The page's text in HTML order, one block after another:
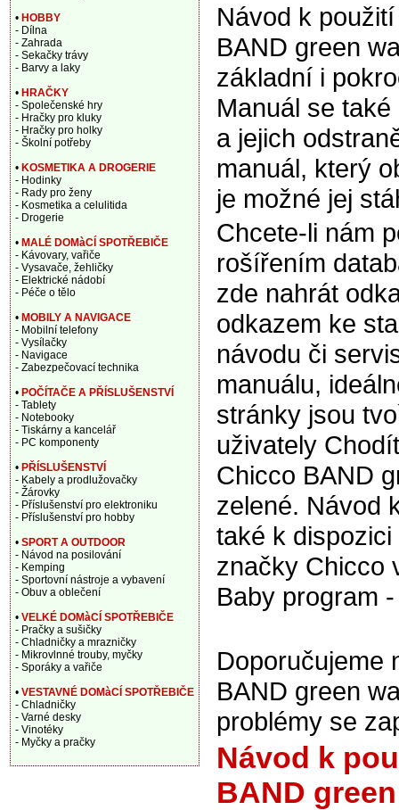
Návod k
BAND green
základní i
Manuál se
a jejich
manuál, který
je možné jej
Chcete-li nám
rošířením
zde nahrát
odkazem ke
návodu či
manuálu,
stránky jsou
uživately
Chicco BAND
zelené. Návod
také k
značky Chicco
Baby program
Doporučujeme
BAND green
problémy se
Návod k
BAND
• HOBBY
- Dílna
- Zahrada
- Sekačky trávy
- Barvy a laky
• HRAČKY
- Společenské hry
- Hračky pro kluky
- Hračky pro holky
- Školní potřeby
• KOSMETIKA A DROGERIE
- Hodinky
- Rady pro ženy
- Kosmetika a celulitida
- Drogerie
• MALÉ DOMàCÍ SPOTŘEBIČE
- Kávovary, vařiče
- Vysavače, žehličky
- Elektrické nádobí
- Péče o tělo
• MOBILY A NAVIGACE
- Mobilní telefony
- Vysílačky
- Navigace
- Zabezpečovací technika
• POČÍTAČE A PŘÍSLUŠENSTVÍ
- Tablety
- Notebooky
- Tiskárny a kancelář
- PC komponenty
• PŘÍSLUŠENSTVÍ
- Kabely a prodlužovačky
- Žárovky
- Příslušenství pro elektroniku
- Příslušenství pro hobby
• SPORT A OUTDOOR
- Návod na posilování
- Kemping
- Sportovní nástroje a vybavení
- Obuv a oblečení
• VELKÉ DOMàCÍ SPOTŘEBIČE
- Pračky a sušičky
- Chladničky a mrazničky
- Mikrovlnné trouby, myčky
- Sporáky a vařiče
• VESTAVNÉ DOMàCÍ SPOTŘEBIČE
- Chladničky
- Varné desky
- Vinotéky
- Myčky a pračky